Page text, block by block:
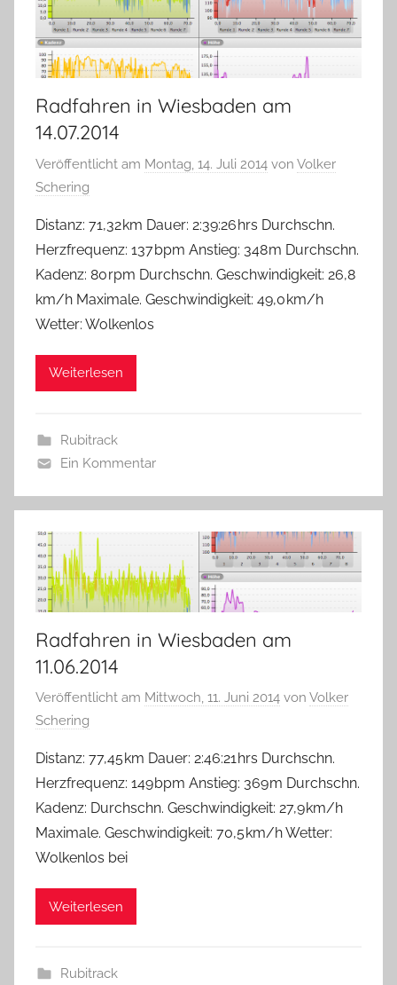
Radfahren in Wiesbaden am
14.07.2014
Veröffentlicht am Montag, 14. Juli 2014 von Volker
Schering
Distanz: 71,32 km Dauer: 2:39:26 hrs Durchschn.
Herzfrequenz: 137 bpm Anstieg: 348 m Durchschn.
Kadenz: 80 rpm Durchschn. Geschwindigkeit: 26,8
km/h Maximale. Geschwindigkeit: 49,0 km/h
Wetter: Wolkenlos
Weiterlesen
Rubitrack
Ein Kommentar
Radfahren in Wiesbaden am
11.06.2014
Veröffentlicht am Mittwoch, 11. Juni 2014 von Volker
Schering
Distanz: 77,45 km Dauer: 2:46:21 hrs Durchschn.
Herzfrequenz: 149 bpm Anstieg: 369 m Durchschn.
Kadenz: Durchschn. Geschwindigkeit: 27,9 km/h
Maximale. Geschwindigkeit: 70,5 km/h Wetter:
Wolkenlos bei
Weiterlesen
Rubitrack